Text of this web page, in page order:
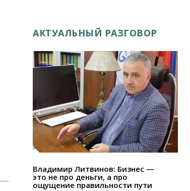
АКТУАЛЬНЫЙ РАЗГОВОР
Владимир Литвинов: Бизнес —
это не про деньги, а про
ощущение правильности пути